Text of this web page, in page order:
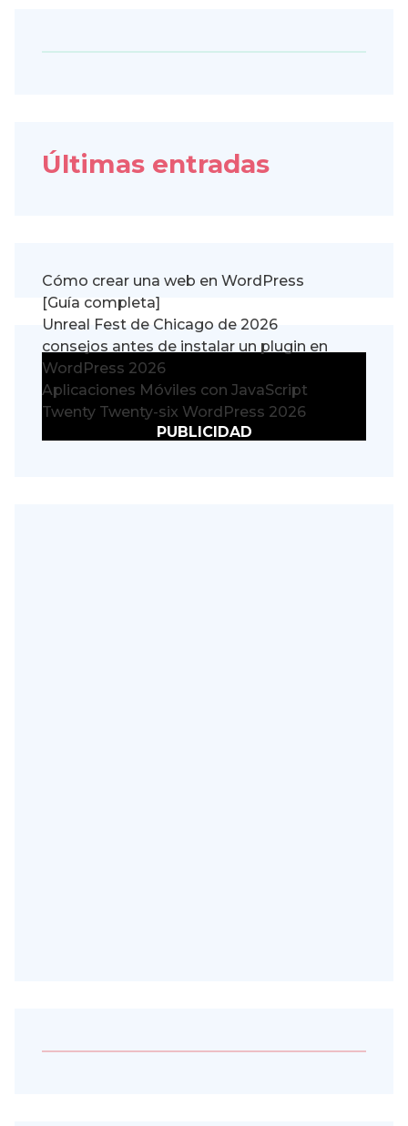
Últimas entradas
Cómo crear una web en WordPress
[Guía completa]
Unreal Fest de Chicago de 2026
consejos antes de instalar un plugin en
WordPress 2026
Aplicaciones Móviles con JavaScript
Twenty Twenty-six WordPress 2026
PUBLICIDAD